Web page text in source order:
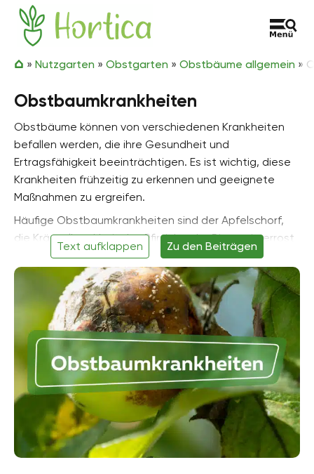
Zum Inhalt springen
Hortica
» Nutzgarten » Obstgarten » Obstbäume allgemein »
Obstbaumkrankheiten
Obstbäume können von verschiedenen Krankheiten
befallen werden, die ihre Gesundheit und
Ertragsfähigkeit beeinträchtigen. Es ist wichtig, diese
Krankheiten frühzeitig zu erkennen und geeignete
Maßnahmen zu ergreifen.
Häufige Obstbaumkrankheiten sind der Apfelschorf,
die Kräuselkrankheit des Pfirsichs, der Birnengitterrost
und viele andere Pilzkrankheiten.
Es ist ratsam, Obstbäume regelmäßig auf Anzeichen
von Krankheiten zu kontrollieren und gegebenenfalls
geeignete Maßnahmen zu ergreifen. Eine gute
Baumpflege, einschließlich des richtigen Schnitts,
ausreichender Bewässerung und Düngung, kann dazu
beitragen, die Gesundheit der Bäume zu stärken und
das Risiko von Krankheiten zu verringern.
Wer seine Obstbäume richtig pflegt und Krankheiten
frühzeitig erkennt und bekämpft, kann sich an
gesunden und ertragreichen Bäumen erfreuen und
eine reiche Ernte einfahren.
Text aufklappen Zu den Beiträgen